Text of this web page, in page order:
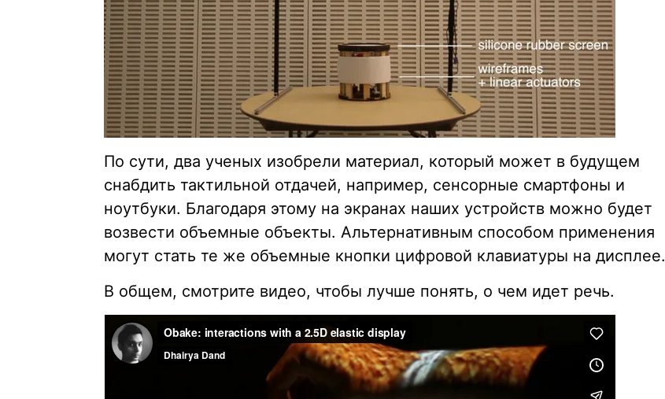
По сути, два ученых изобрели материал, который может в будущем
снабдить тактильной отдачей, например, сенсорные смартфоны и
ноутбуки. Благодаря этому на экранах наших устройств можно будет
возвести объемные объекты. Альтернативным способом применения
могут стать те же объемные кнопки цифровой клавиатуры на дисплее.
В общем, смотрите видео, чтобы лучше понять, о чем идет речь.